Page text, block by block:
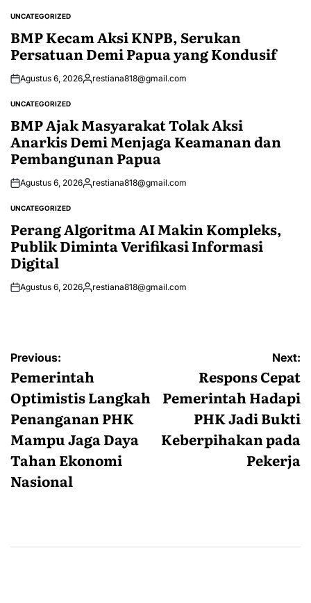
POSTED
UNCATEGORIZED
BMP Kecam Aksi KNPB, Serukan
Persatuan Demi Papua yang Kondusif
Agustus 6, 2026Posted
restiana818@gmail.com
POSTED
UNCATEGORIZED
BMP Ajak Masyarakat Tolak Aksi
Anarkis Demi Menjaga Keamanan dan
Pembangunan Papua
Agustus 6, 2026Posted
restiana818@gmail.com
POSTED
UNCATEGORIZED
Perang Algoritma AI Makin Kompleks,
Publik Diminta Verifikasi Informasi
Digital
Agustus 6, 2026Posted
restiana818@gmail.com
Navigasi
pos
Previous:
Pemerintah
Optimistis Langkah
Penanganan PHK
Mampu Jaga Daya
Tahan Ekonomi
Nasional
Next:
Respons Cepat
Pemerintah Hadapi
PHK Jadi Bukti
Keberpihakan pada
Pekerja